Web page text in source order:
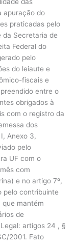
apuração do
praticadas pelo
da Secretaria de
Federal do
pelo
do leiaute e
fiscais e
entre o
obrigados à
com o registro da
dos
Anexo 3,
pelo
UF com o
com
e no artigo 7º,
pelo contribuinte
mantém
de
artigos 24 , §
2001. Fato